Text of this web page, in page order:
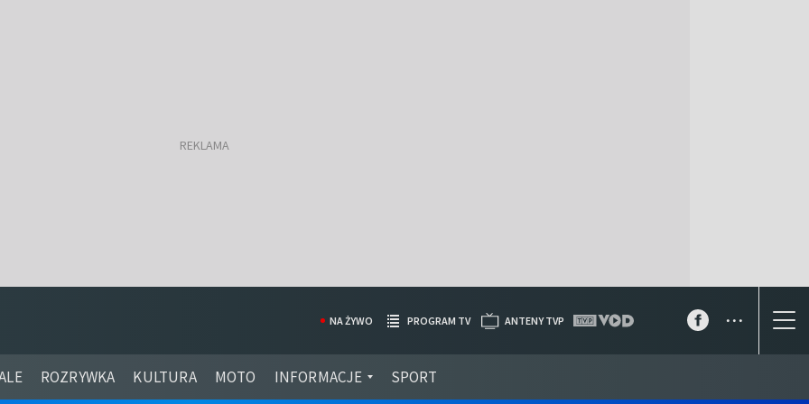
ROZRYWKA KULTURA MOTO INFORMACJE SPORT
NA ŻYWO PROGRAM TV ANTENY TVP ...